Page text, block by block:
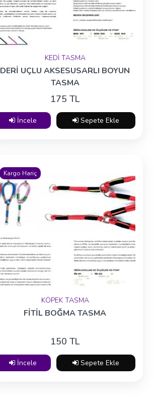
KEDİ TASMA
DERİ UÇLU AKSESUSARLI BOYUN
TASMA
175 TL
İncele Sepete Ekle
Kargo Hariç
KÖPEK TASMA
FİTİL BOĞMA TASMA
150 TL
İncele Sepete Ekle